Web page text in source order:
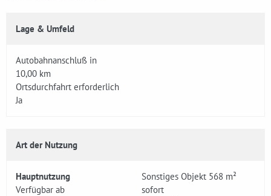
Lage & Umfeld
Autobahnanschluß in
10,00 km
Ortsdurchfahrt erforderlich
Ja
Art der Nutzung
Hauptnutzung
Sonstiges Objekt 568 m²
Verfügbar ab
sofort